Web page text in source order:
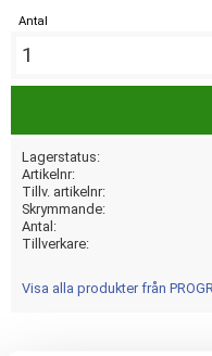
Antal
Lagerstatus
Artikelnr
Tillv. artikelnr
Skrymmande
Antal
Tillverkare
Visa alla produkter från